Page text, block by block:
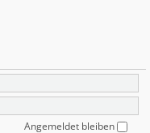
Angemeldet bleiben